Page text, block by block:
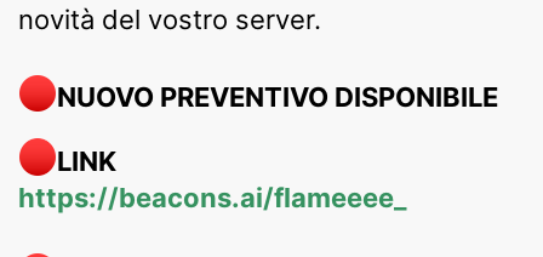
novità del vostro server.
NUOVO PREVENTIVO DISPONIBILE
LINK
https://beacons.ai/flameeee_